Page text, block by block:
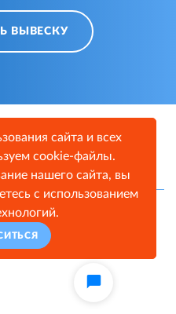
ВЫВЕСКУ
FEED
сайта и всех
cookie-файлы.
нашего сайта, вы
с использованием